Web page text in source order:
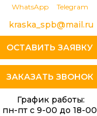
WhatsApp Telegram
kraska_spb@mail.ru
ОСТАВИТЬ ЗАЯВКУ
ЗАКАЗАТЬ ЗВОНОК
График работы:
пн-пт с 9-00 до 18-00